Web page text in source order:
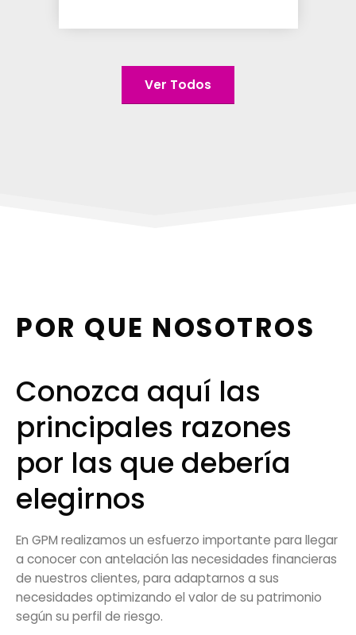
Ver Todos
POR QUE NOSOTROS
Conozca aquí las
principales razones
por las que debería
elegirnos
En GPM realizamos un esfuerzo importante para llegar
a conocer con antelación las necesidades financieras
de nuestros clientes, para adaptarnos a sus
necesidades optimizando el valor de su patrimonio
según su perfil de riesgo.